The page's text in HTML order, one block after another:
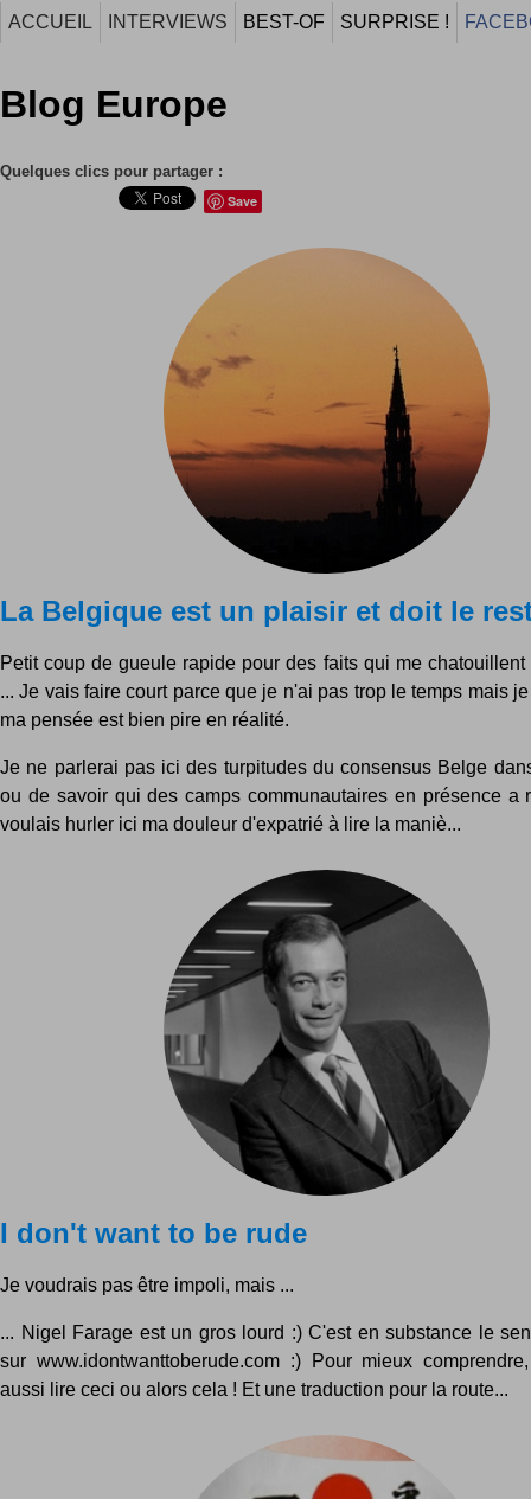
ACCUEIL INTERVIEWS BEST-OF SURPRISE !
Blog Europe
Quelques clics pour partager :
Save
La Belgique est un plaisir et doit le
Petit coup de gueule rapide pour des faits qui me chatouillent
... Je vais faire court parce que je n'ai pas trop le temps mais
ma pensée est bien pire en réalité.
Je ne parlerai pas ici des turpitudes du consensus Belge
ou de savoir qui des camps communautaires en présence a
voulais hurler ici ma douleur d'expatrié à lire la maniè...
I don't want to be rude
Je voudrais pas être impoli, mais ...
... Nigel Farage est un gros lourd :) C'est en substance le
sur www.idontwanttoberude.com :) Pour mieux
aussi lire ceci ou alors cela ! Et une traduction pour la route...